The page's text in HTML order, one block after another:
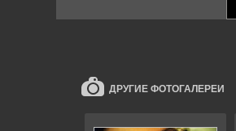
ДРУГИЕ ФОТОГАЛЕРЕИ